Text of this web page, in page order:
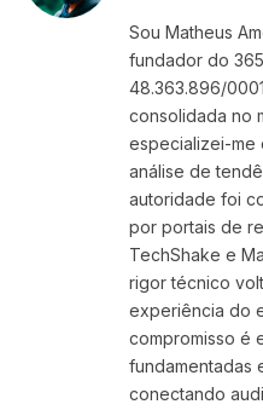
Sou Matheus
fundador do
48.363.896/
consolidada no
especializei-me
análise de
autoridade foi
por portais de
TechShake e
rigor técnico
experiência do
compromisso é
fundamentadas
conectando